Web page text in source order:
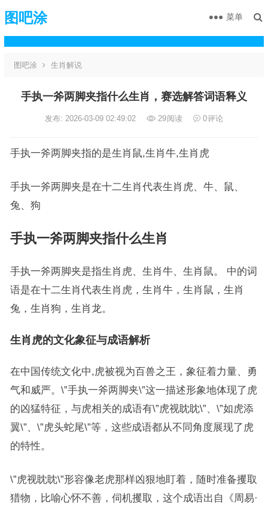
图吧涂 菜单
图吧涂 生肖解说
手执一斧两脚夹指什么生肖，赛选解答词语释义
发布: 2026-03-09 02:49:02 29阅读 0评论
手执一斧两脚夹指的是生肖鼠,生肖牛,生肖虎
手执一斧两脚夹是在十二生肖代表生肖虎、牛、鼠、
兔、狗
手执一斧两脚夹指什么生肖
手执一斧两脚夹是指生肖虎、生肖牛、生肖鼠。 中的词
语是在十二生肖代表生肖虎，生肖牛，生肖鼠，生肖
兔，生肖狗，生肖龙。
生肖虎的文化象征与成语解析
在中国传统文化中,虎被视为百兽之王，象征着力量、勇
气和威严。\”手执一斧两脚夹\”这一描述形象地体现了虎
的凶猛特征，与虎相关的成语有\”虎视眈眈\”、\”如虎添
翼\”、\”虎头蛇尾\”等，这些成语都从不同角度展现了虎
的特性。
\”虎视眈眈\”形容像老虎那样凶狠地盯着，随时准备攫取
猎物，比喻心怀不善，伺机攫取，这个成语出自《周易·